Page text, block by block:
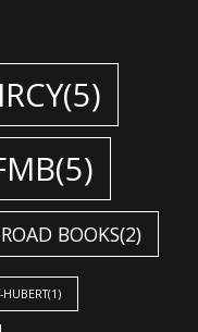
(5)
(5)
ROAD BOOKS(2)
HUBERT(1)